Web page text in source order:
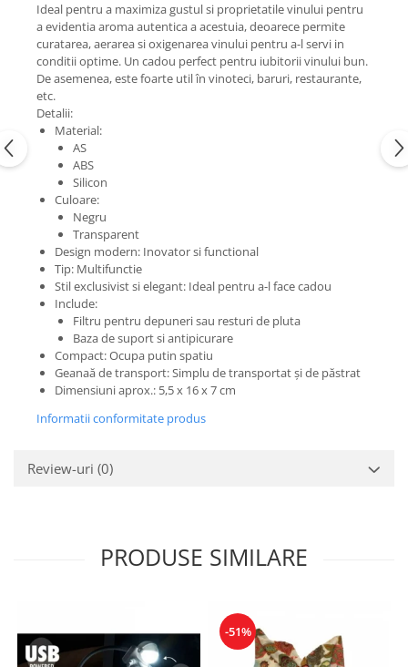
Ideal pentru a maximiza gustul si proprietatile vinului pentru
a evidentia aroma autentica a acestuia, deoarece permite
curatarea, aerarea si oxigenarea vinului pentru a-l servi in
conditii optime. Un cadou perfect pentru iubitorii vinului bun.
De asemenea, este foarte util în vinoteci, baruri, restaurante,
etc.
Detalii:
Material:
AS
ABS
Silicon
Culoare:
Negru
Transparent
Design modern: Inovator si functional
Tip: Multifunctie
Stil exclusivist si elegant: Ideal pentru a-l face cadou
Include:
Filtru pentru depuneri sau resturi de pluta
Baza de suport si antipicurare
Compact: Ocupa putin spatiu
Geanaă de transport: Simplu de transportat și de păstrat
Dimensiuni aprox.: 5,5 x 16 x 7 cm
Informatii conformitate produs
Review-uri (0)
PRODUSE SIMILARE
-51%